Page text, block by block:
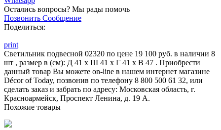
Остались вопросы? Мы рады помочь
Позвонить Сообщение
Поделиться:
print
Светильник подвесной 02320 по цене 19 100 руб. в наличии 8
шт , размер в (см): Д 41 x Ш 41 x Г 41 x В 47 . Приобрести
данный товар Вы можете on-line в нашем интернет магазине
Décor of Today, позвонив по телефону 8 800 500 61 32, или
сделать заказ и забрать по адресу: Московская область, г.
Красноармейск, Проспект Ленина, д. 19 А.
Похожие товары